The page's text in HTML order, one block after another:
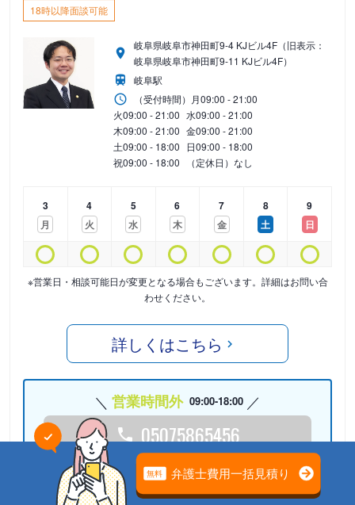
18時以降面談可能
岐阜県岐阜市神田町9-4 KJビル4F（旧表示：
岐阜県岐阜市神田町9-11 KJビル4F）
岐阜駅
（受付時間） 月09:00 - 21:00
火09:00 - 21:00 水09:00 - 21:00
木09:00 - 21:00 金09:00 - 21:00
土09:00 - 18:00 日09:00 - 18:00
祝09:00 - 18:00 （定休日）なし
3
月
4
火
5
水
6
木
7
金
8
土
9
日
※営業日・相談可能日が変更となる場合もございます。詳細はお問い合
わせください。
詳しくはこちら
営業時間外 09:00-18:00
05075865456
24時間受付中